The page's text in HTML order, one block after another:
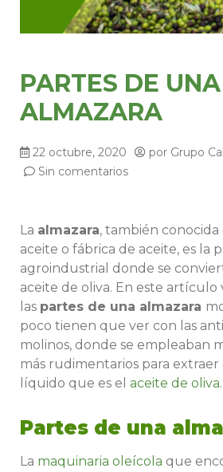
PARTES DE UNA
ALMAZARA
22 octubre, 2020 por Grupo
Sin comentarios
La almazara, también
aceite o fábrica de aceite, es la
agroindustrial donde se
aceite de oliva. En este artículo
las partes de una almazara
poco tienen que ver con las
molinos, donde se empleaban
más rudimentarios para extraer
líquido que es el aceite de oliva.
Partes de una
La maquinaria oleícola que